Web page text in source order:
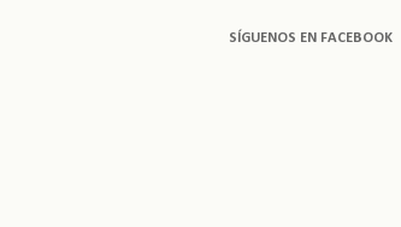
SÍGUENOS EN FACEBOOK